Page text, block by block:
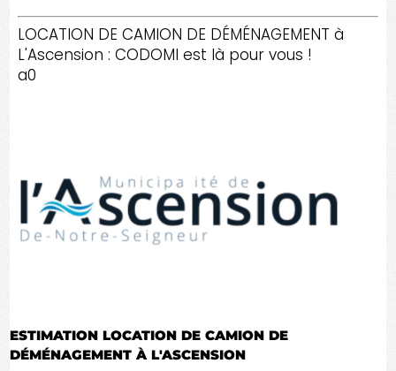
LOCATION DE CAMION DE DÉMÉNAGEMENT à
L'Ascension : CODOMI est là pour vous !
a0
ESTIMATION LOCATION DE CAMION DE
DÉMÉNAGEMENT À L'ASCENSION